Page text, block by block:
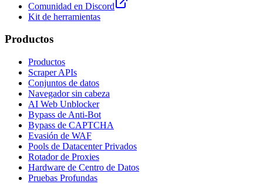
Comunidad en Discord
Kit de herramientas
Productos
Productos
Scraper APIs
Conjuntos de datos
Navegador sin cabeza
AI Web Unblocker
Bypass de Anti-Bot
Bypass de CAPTCHA
Evasión de WAF
Pools de Datacenter Privados
Rotador de Proxies
Hardware de Centro de Datos
Pruebas Profundas